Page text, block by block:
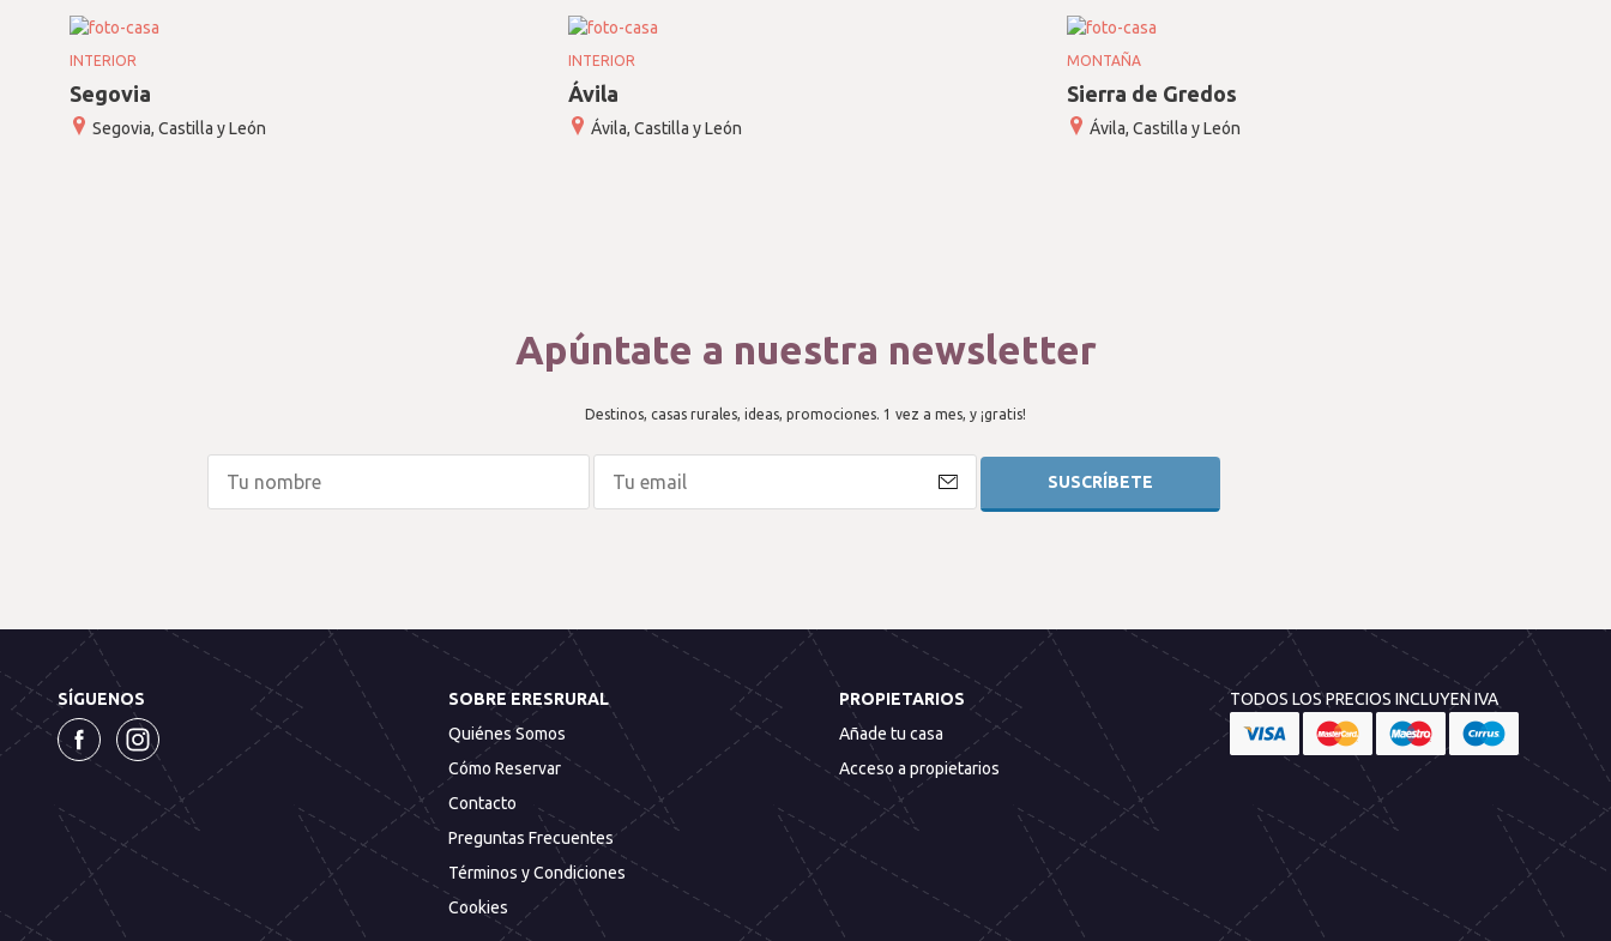
INTERIOR
Segovia
Segovia, Castilla y León
INTERIOR
Ávila
Ávila, Castilla y León
MONTAÑA
Sierra de Gredos
Ávila, Castilla y León
Apúntate a nuestra newsletter
Destinos, casas rurales, ideas, promociones. 1 vez a mes, y ¡gratis!
SÍGUENOS
SOBRE ERESRURAL
Quiénes Somos
Cómo Reservar
Contacto
Preguntas Frecuentes
Términos y Condiciones
Cookies
PROPIETARIOS
Añade tu casa
Acceso a propietarios
TODOS LOS PRECIOS INCLUYEN IVA